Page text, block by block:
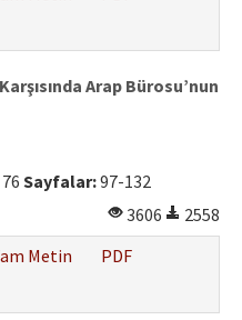
Arap Bürosu’nun
Sayfalar:97-132
3606
2558
Metin
PDF